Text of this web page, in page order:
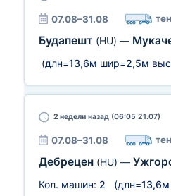
07.08–31.08
Будапешт (HU) —
(длн=13,6м шир=2,5м
2 недели назад (06:05 21.07)
07.08–31.08
Дебрецен (HU) —
Кол. машин: 2 (длн=13,6м